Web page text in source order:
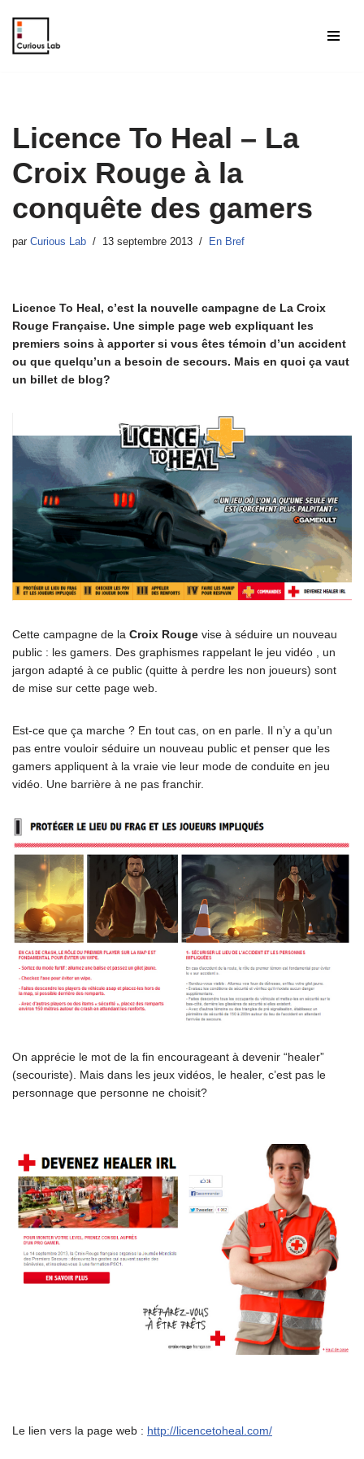
Aller
Licence To Heal – La
Croix Rouge à la
conquête des gamers
par Curious Lab 13 septembre 2013 En Bref
Licence To Heal, c’est la nouvelle campagne de La Croix
Rouge Française. Une simple page web expliquant les
premiers soins à apporter si vous êtes témoin d’un accident
ou que quelqu’un a besoin de secours. Mais en quoi ça vaut
un billet de blog?
Cette campagne de la Croix Rouge vise à séduire un nouveau
public : les gamers. Des graphismes rappelant le jeu vidéo , un
jargon adapté à ce public (quitte à perdre les non joueurs) sont
de mise sur cette page web.
Est-ce que ça marche ? En tout cas, on en parle. Il n’y a qu’un
pas entre vouloir séduire un nouveau public et penser que les
gamers appliquent à la vraie vie leur mode de conduite en jeu
vidéo. Une barrière à ne pas franchir.
On apprécie le mot de la fin encourageant à devenir “healer”
(secouriste). Mais dans les jeux vidéos, le healer, c’est pas le
personnage que personne ne choisit?
Le lien vers la page web : http://licencetoheal.com/